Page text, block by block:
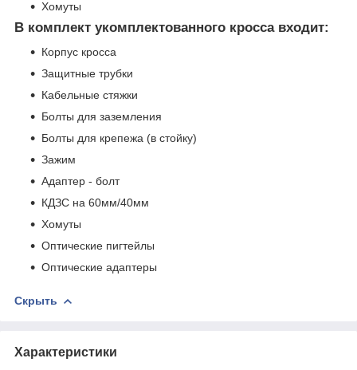
Хомуты
В комплект укомплектованного кросса входит:
Корпус кросса
Защитные трубки
Кабельные стяжки
Болты для заземления
Болты для крепежа (в стойку)
Зажим
Адаптер - болт
КДЗС на 60мм/40мм
Хомуты
Оптические пигтейлы
Оптические адаптеры
Скрыть
Характеристики